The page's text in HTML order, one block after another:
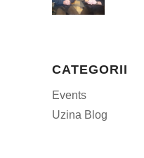
CATEGORII
Events
Uzina Blog